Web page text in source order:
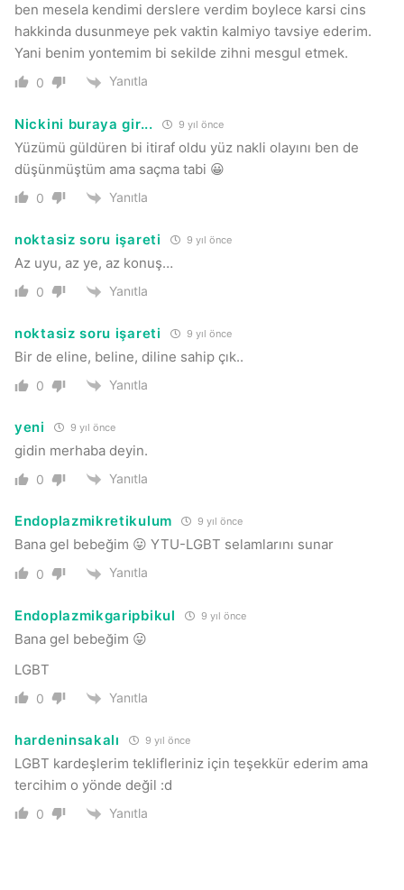
ben mesela kendimi derslere verdim boylece karsi cins
hakkinda dusunmeye pek vaktin kalmiyo tavsiye ederim.
Yani benim yontemim bi sekilde zihni mesgul etmek.
0 Yanıtla
Nickini buraya gir... 9 yıl önce
Yüzümü güldüren bi itiraf oldu yüz nakli olayını ben de
düşünmüştüm ama saçma tabi 😀
0 Yanıtla
noktasiz soru işareti 9 yıl önce
Az uyu, az ye, az konuş…
0 Yanıtla
noktasiz soru işareti 9 yıl önce
Bir de eline, beline, diline sahip çık..
0 Yanıtla
yeni 9 yıl önce
gidin merhaba deyin.
0 Yanıtla
Endoplazmikretikulum 9 yıl önce
Bana gel bebeğim 😛 YTU-LGBT selamlarını sunar
0 Yanıtla
Endoplazmikgaripbikul 9 yıl önce
Bana gel bebeğim 😛
LGBT
0 Yanıtla
hardeninsakalı 9 yıl önce
LGBT kardeşlerim teklifleriniz için teşekkür ederim ama
tercihim o yönde değil :d
0 Yanıtla